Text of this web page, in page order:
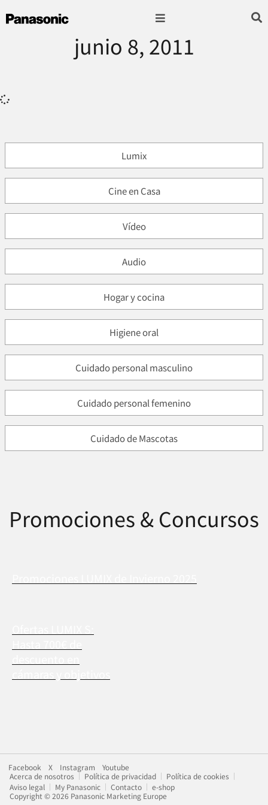
junio 8, 2011
Lumix
Cine en Casa
Vídeo
Audio
Hogar y cocina
Higiene oral
Cuidado personal masculino
Cuidado personal femenino
Cuidado de Mascotas
Promociones & Concursos
Facebook X Instagram
Youtube
Acerca de nosotros
Política de privacidad
Política de cookies
Aviso legal
My Panasonic Contacto
e-shop
Copyright © 2026 Panasonic Marketing Europe